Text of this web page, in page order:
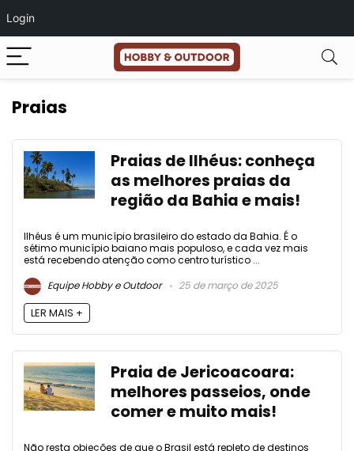
Login
Praias
Praias de Ilhéus: conheça
as melhores praias da
região da Bahia e mais!
Ilhéus é um município brasileiro do estado da Bahia. É o
sétimo município baiano mais populoso, e cada vez mais
está recebendo atenção como centro turístico ...
Equipe Hobby e Outdoor
25 de março de 2025
LER MAIS +
Praia de Jericoacoara:
melhores passeios, onde
comer e muito mais!
Não resta objeções de que o Brasil está repleto de destinos